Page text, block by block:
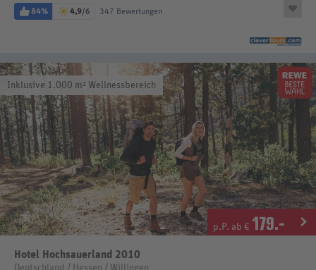
84% 4,9/6 347 Bewertungen
Inklusive 1.000 m² Wellnessbereich
p.P. ab € 179.-
Hotel Hochsauerland 2010
Deutschland / Hessen / Willingen